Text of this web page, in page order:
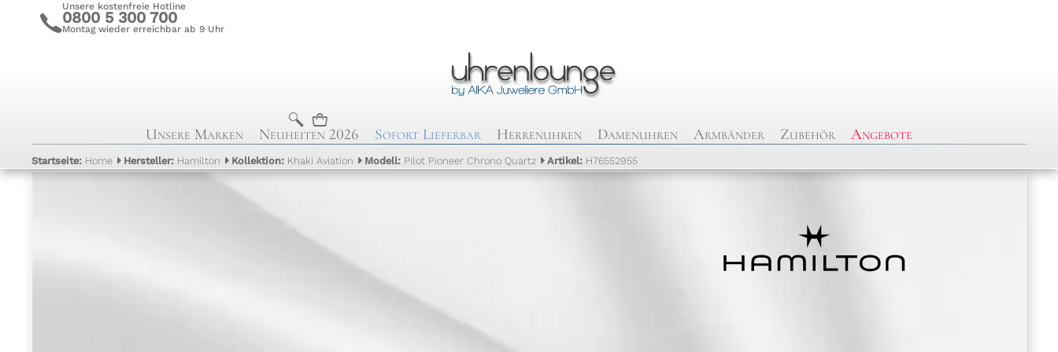
c
Unsere kostenfreie Hotline
0800 5 300 700
Montag wieder erreichbar ab 9 Uhr
b n
Unsere Marken Neuheiten 2026 Sofort Lieferbar Herrenuhren Damenuhren Armbänder Zubehör Angebote
Startseite: Home Hersteller: Hamilton Kollektion: Khaki Aviation Modell: Pilot Pioneer Chrono Quartz Artikel: H76552955